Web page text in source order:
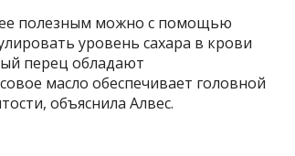
полезным можно с помощью
уровень сахара в крови
перец обладают
масло обеспечивает головной
объяснила Алвес.